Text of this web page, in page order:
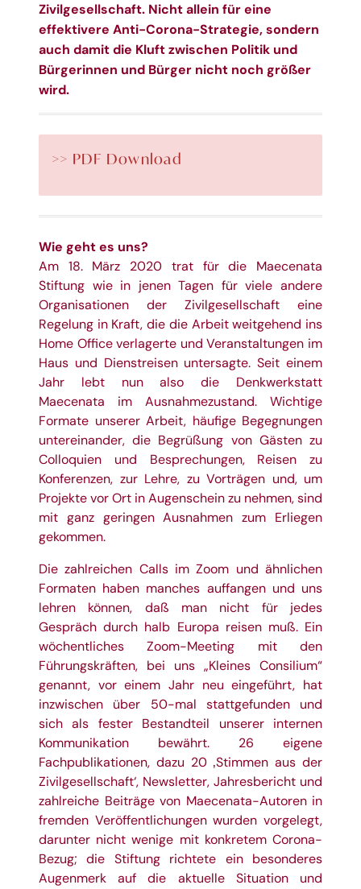
Zivilgesellschaft. Nicht allein für eine
effektivere Anti-Corona-Strategie, sondern
auch damit die Kluft zwischen Politik und
Bürgerinnen und Bürger nicht noch größer
wird.
>> PDF Download
Wie geht es uns?
Am 18. März 2020 trat für die Maecenata
Stiftung wie in jenen Tagen für viele andere
Organisationen der Zivilgesellschaft eine
Regelung in Kraft, die die Arbeit weitgehend ins
Home Office verlagerte und Veranstaltungen im
Haus und Dienstreisen untersagte. Seit einem
Jahr lebt nun also die Denkwerkstatt
Maecenata im Ausnahmezustand. Wichtige
Formate unserer Arbeit, häufige Begegnungen
untereinander, die Begrüßung von Gästen zu
Colloquien und Besprechungen, Reisen zu
Konferenzen, zur Lehre, zu Vorträgen und, um
Projekte vor Ort in Augenschein zu nehmen, sind
mit ganz geringen Ausnahmen zum Erliegen
gekommen.
Die zahlreichen Calls im Zoom und ähnlichen
Formaten haben manches auffangen und uns
lehren können, daß man nicht für jedes
Gespräch durch halb Europa reisen muß. Ein
wöchentliches Zoom-Meeting mit den
Führungskräften, bei uns „Kleines Consilium“
genannt, vor einem Jahr neu eingeführt, hat
inzwischen über 50-mal stattgefunden und
sich als fester Bestandteil unserer internen
Kommunikation bewährt. 26 eigene
Fachpublikationen, dazu 20 ‚Stimmen aus der
Zivilgesellschaft‘, Newsletter, Jahresbericht und
zahlreiche Beiträge von Maecenata-Autoren in
fremden Veröffentlichungen wurden vorgelegt,
darunter nicht wenige mit konkretem Corona-
Bezug; die Stiftung richtete ein besonderes
Augenmerk auf die aktuelle Situation und